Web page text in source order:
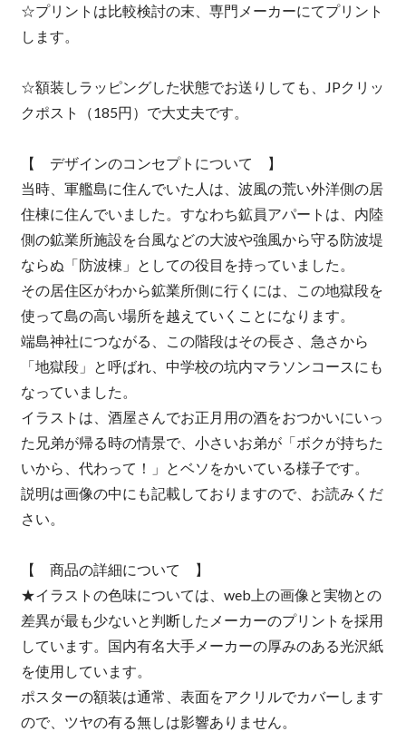
☆プリントは比較検討の末、専門メーカーにてプリント
します。
☆額装しラッピングした状態でお送りしても、JPクリッ
クポスト（185円）で大丈夫です。
【 デザインのコンセプトについて 】
当時、軍艦島に住んでいた人は、波風の荒い外洋側の居
住棟に住んでいました。すなわち鉱員アパートは、内陸
側の鉱業所施設を台風などの大波や強風から守る防波堤
ならぬ「防波棟」としての役目を持っていました。
その居住区がわから鉱業所側に行くには、この地獄段を
使って島の高い場所を越えていくことになります。
端島神社につながる、この階段はその長さ、急さから
「地獄段」と呼ばれ、中学校の坑内マラソンコースにも
なっていました。
イラストは、酒屋さんでお正月用の酒をおつかいにいっ
た兄弟が帰る時の情景で、小さいお弟が「ボクが持ちた
いから、代わって！」とベソをかいている様子です。
説明は画像の中にも記載しておりますので、お読みくだ
さい。
【 商品の詳細について 】
★イラストの色味については、web上の画像と実物との
差異が最も少ないと判断したメーカーのプリントを採用
しています。国内有名大手メーカーの厚みのある光沢紙
を使用しています。
ポスターの額装は通常、表面をアクリルでカバーします
ので、ツヤの有る無しは影響ありません。